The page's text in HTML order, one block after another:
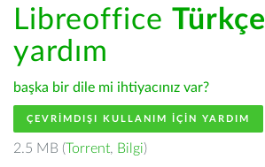
Libreoffice Türkçe
yardım
başka bir dile mi ihtiyacınız var?
ÇEVRIMDIŞI KULLANIM IÇIN YARDIM
2.5 MB (Torrent, Bilgi)